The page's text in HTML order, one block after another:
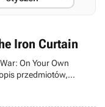
Iron Curtain
On Your Own
przedmiotów,